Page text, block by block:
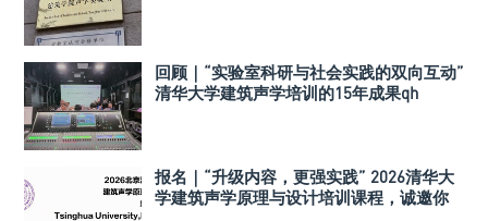
回顾｜“实验室科研与社会实践的双向互动”
清华大学建筑声学培训的15年成果qh
报名｜“升级内容，更强实践” 2026清华大
学建筑声学原理与设计培训课程，诚邀你